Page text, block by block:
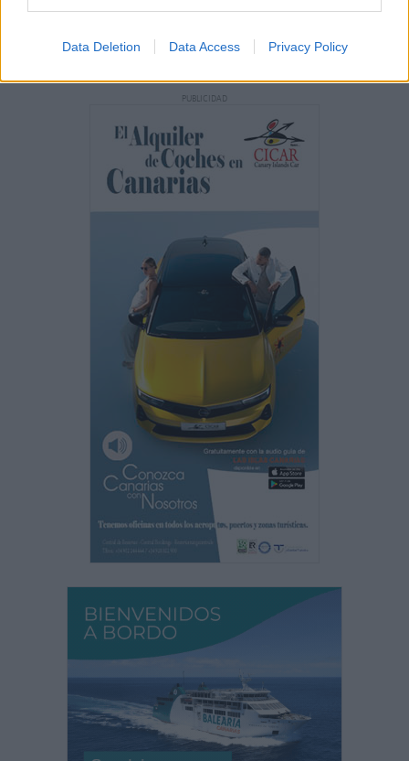
Data Deletion Data Access Privacy Policy
PUBLICIDAD